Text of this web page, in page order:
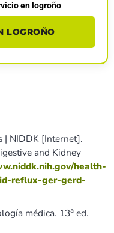
en logroño
LOGROÑO
| NIDDK [Internet].
and Kidney
health-
reflux-ger-gerd-
médica. 13a ed.